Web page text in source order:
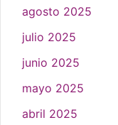
agosto 2025
julio 2025
junio 2025
mayo 2025
abril 2025